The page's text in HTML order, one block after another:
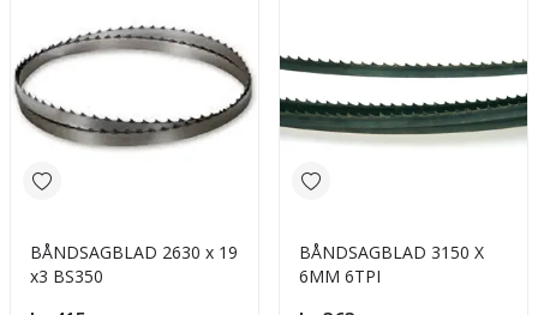
BÅNDSAGBLAD 2630 x 19
x3 BS350
BÅNDSAGBLAD 3150 X
6MM 6TPI